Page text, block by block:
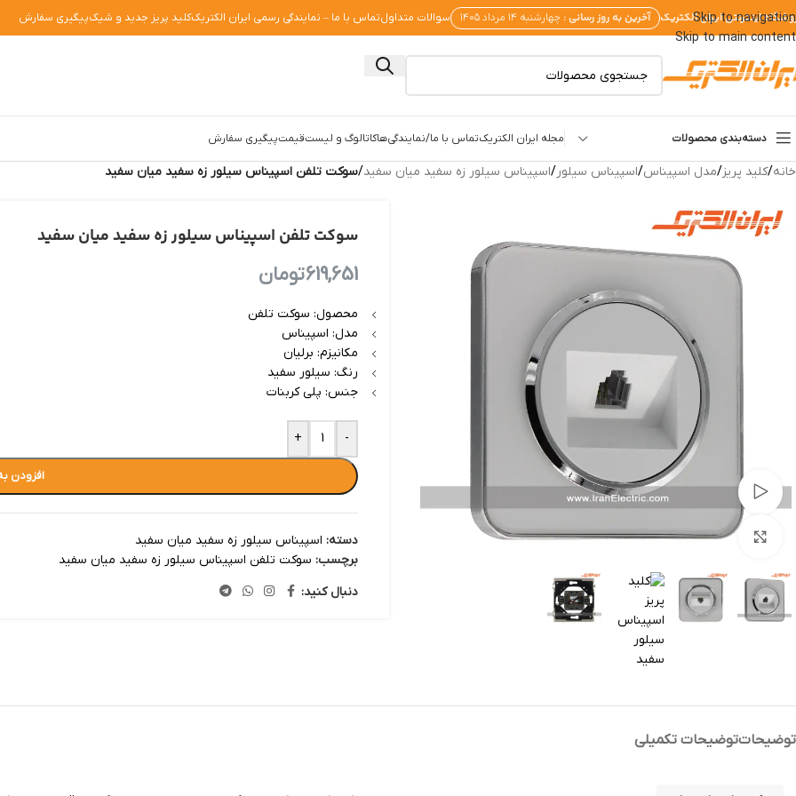
Skip to navigation
Skip to main content
اینترنتی ایران الکتریک آخرین به روز رسانی : چهارشنبه ۱۴ مرداد ۱۴۰۵ سوالات متداولتماس با ما – نمایندگی رسمی ایران الکتریککلید پریز جدید و شیکپیگیری سفارش
دسته‌بندی محصولات مجله ایران الکتریکتماس با ما/نمایندگی‌هاکاتالوگ و لیست‌قیمتپیگیری سفارش
خانه/کلید پریز/مدل اسپیناس/اسپیناس سیلور/اسپیناس سیلور زه سفید میان سفید/سوکت تلفن اسپیناس سیلور زه سفید میان سفید
بزرگنمایی تصویر
سوکت تلفن اسپیناس سیلور زه سفید میان سفید
619,651تومان
محصول: سوکت تلفن
مدل: اسپیناس
مکانیزم: برلیان
رنگ: سیلور سفید
جنس: پلی کربنات
-
+
افزودن
دسته: اسپیناس سیلور زه سفید میان سفید
برچسب: سوکت تلفن اسپیناس سیلور زه سفید میان سفید
دنبال کنید:
توضیحاتتوضیحات تکمیلی